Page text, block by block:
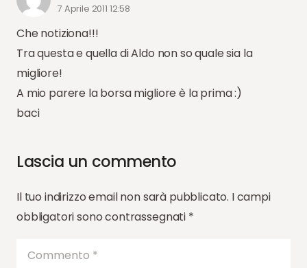
7 Aprile 2011 12:58
Che notiziona!!!
Tra questa e quella di Aldo non so quale sia la
migliore!
A mio parere la borsa migliore è la prima :)
baci
Lascia un commento
Il tuo indirizzo email non sarà pubblicato. I campi
obbligatori sono contrassegnati *